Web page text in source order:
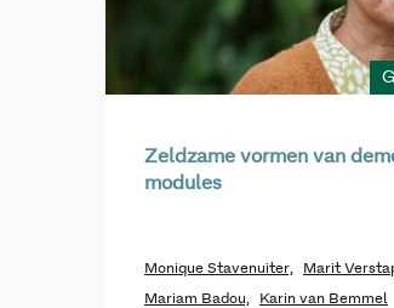
Zeldzame vormen van
modules
Monique Stavenuiter, Marit
Mariam Badou, Karin van Bemmel